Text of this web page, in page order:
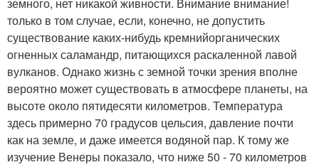
только в том случае, если, конечно, не допустить
существование каких-нибудь кремнийорганических
огненных саламандр, питающихся раскаленной лавой
вулканов. Однако жизнь с земной точки зрения вполне
вероятно может существовать в атмосфере планеты, на
высоте около пятидесяти километров. Температура
здесь примерно 70 градусов цельсия, давление почти
как на земле, и даже имеется водяной пар. К тому же
изучение Венеры показало, что ниже 50 - 70 километров